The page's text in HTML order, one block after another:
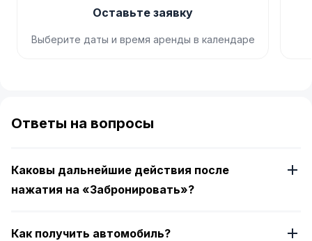
Оставьте заявку
Выберите даты и время аренды в календаре
of
4
Ответы на вопросы
Каковы дальнейшие действия после
нажатия на «Забронировать»?
Как получить автомобиль?